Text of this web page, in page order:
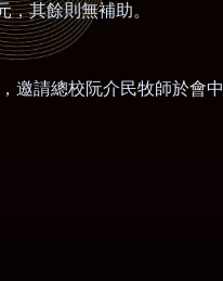
，其餘則無補助。
邀請總校阮介民牧師於會中